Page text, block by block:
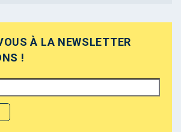
À LA NEWSLETTER
!